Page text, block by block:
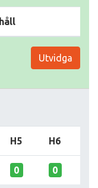
Utvidga
H5 H6
0 0